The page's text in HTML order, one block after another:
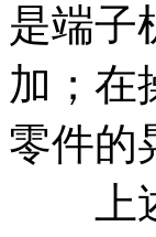
是端子
加；在
零件的
上述